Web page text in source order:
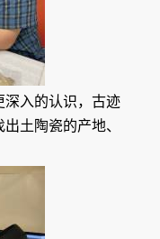
深入的认识，古迹
土陶瓷的产地、